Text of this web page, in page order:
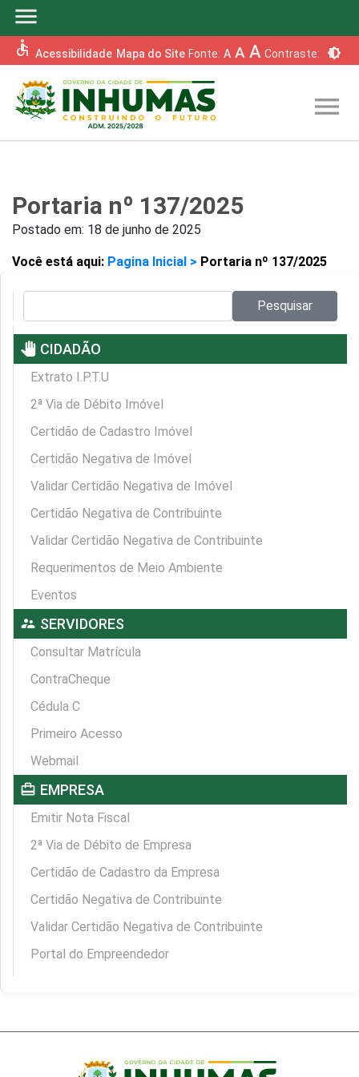
menu
accessible Acessibilidade Mapa do Site Fonte: A A A Contraste: brightness_6
menu
Portaria nº 137/2025
Postado em: 18 de junho de 2025
Você está aqui: Pagina Inicial > Portaria nº 137/2025
Pesquisar
pan_tool CIDADÃO
Extrato I.P.T.U
2ª Via de Débito Imóvel
Certidão de Cadastro Imóvel
Certidão Negativa de Imóvel
Validar Certidão Negativa de Imóvel
Certidão Negativa de Contribuinte
Validar Certidão Negativa de Contribuinte
Requerimentos de Meio Ambiente
Eventos
supervisor_account SERVIDORES
Consultar Matrícula
ContraCheque
Cédula C
Primeiro Acesso
Webmail
card_travel EMPRESA
Emitir Nota Fiscal
2ª Via de Débito de Empresa
Certidão de Cadastro da Empresa
Certidão Negativa de Contribuinte
Validar Certidão Negativa de Contribuinte
Portal do Empreendedor